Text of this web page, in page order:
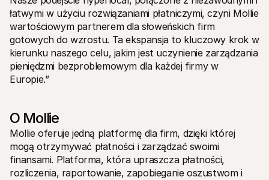
łatwymi w użyciu rozwiązaniami płatniczymi, czyni Mollie
wartościowym partnerem dla słoweńskich firm
gotowych do wzrostu. Ta ekspansja to kluczowy krok w
kierunku naszego celu, jakim jest uczynienie zarządzania
pieniędzmi bezproblemowym dla każdej firmy w
Europie.”
O Mollie
Mollie oferuje jedną platformę dla firm, dzięki której
mogą otrzymywać płatności i zarządzać swoimi
finansami. Platforma, która upraszcza płatności,
rozliczenia, raportowanie, zapobieganie oszustwom i